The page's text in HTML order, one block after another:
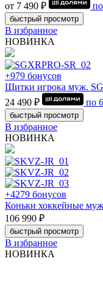
от 7 490 ₽
по
быстрый просмотр
В избранное
НОВИНКА
+979 бонусов
Щитки игрока муж.
24 490 ₽
по
быстрый просмотр
В избранное
НОВИНКА
+4279 бонусов
Коньки хоккейные
106 990 ₽
быстрый просмотр
В избранное
НОВИНКА